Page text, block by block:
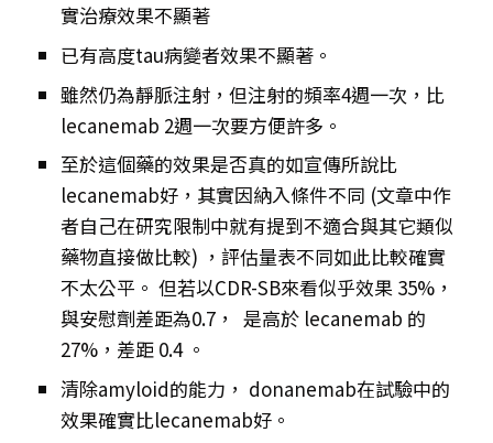
實治療效果不顯著
已有高度tau病變者效果不顯著。
雖然仍為靜脈注射，但注射的頻率4週一次，比
lecanemab 2週一次要方便許多。
至於這個藥的效果是否真的如宣傳所說比
lecanemab好，其實因納入條件不同 (文章中作
者自己在研究限制中就有提到不適合與其它類似
藥物直接做比較) ，評估量表不同如此比較確實
不太公平。 但若以CDR-SB來看似乎效果 35%，
與安慰劑差距為0.7， 是高於 lecanemab 的
27%，差距 0.4 。
清除amyloid的能力， donanemab在試驗中的
效果確實比lecanemab好。